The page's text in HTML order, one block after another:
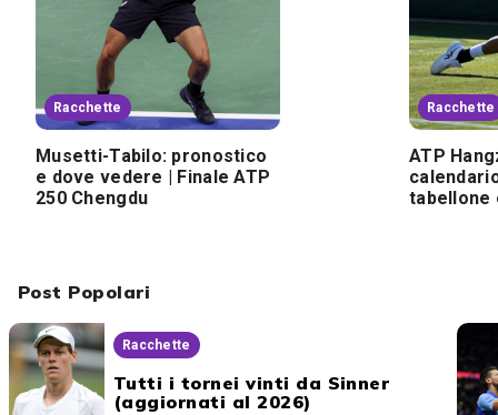
Post Popolari
Racchette
Tutti i tornei vinti da Sinner
(aggiornati al 2026)
Racchette
Musetti-Tabilo: pronostico
e dove vedere | Finale ATP
250 Chengdu
Racchette
ATP
tabellone